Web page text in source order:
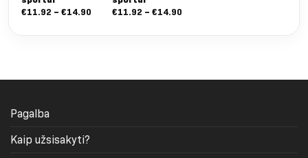
€11.92 – €14.90
€11.92 – €14.90
Pagalba
Kaip užsisakyti?